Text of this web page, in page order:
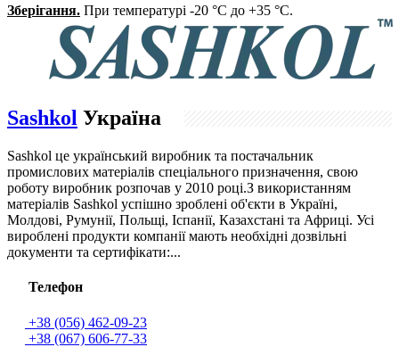
Зберігання. При температурі -20 °С до +35 °С.
Sashkol Україна
Sashkol це український виробник та постачальник
промислових матеріалів спеціального призначення, свою
роботу виробник розпочав у 2010 році.З використанням
матеріалів Sashkol успішно зроблені об'єкти в Україні,
Молдові, Румунії, Польщі, Іспанії, Казахстані та Африці. Усі
вироблені продукти компанії мають необхідні дозвільні
документи та сертифікати:...
Телефон
+38 (056) 462-09-23
+38 (067) 606-77-33